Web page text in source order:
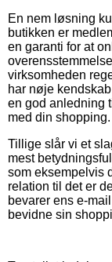
En nem løsning
butikken er
en garanti for at
virksomheden
har nøje
en god anledning
med din shopping.
Tillige slår vi et
mest
som eksempelvis
relation til det er
bevarer ens e-
bevidne sin